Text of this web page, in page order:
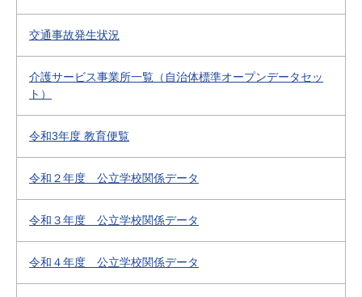
交通事故発生状況
介護サービス事業所一覧（自治体標準オープンデータセッ
ト）
令和3年度 教育便覧
令和２年度 公立学校関係データ
令和３年度 公立学校関係データ
令和４年度 公立学校関係データ